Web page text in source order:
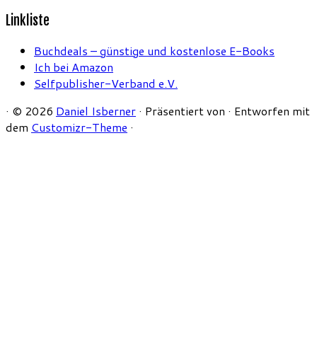
Linkliste
Buchdeals – günstige und kostenlose E-Books
Ich bei Amazon
Selfpublisher-Verband e.V.
· © 2026 Daniel Isberner · Präsentiert von · Entworfen mit
dem Customizr-Theme ·